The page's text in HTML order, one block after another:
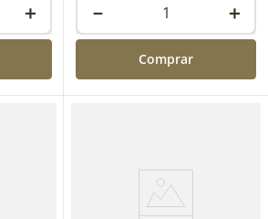
＋ ＋
－
Comprar